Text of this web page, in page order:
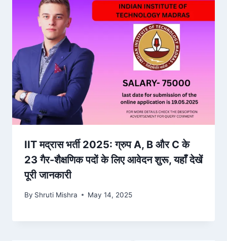
IIT मद्रास भर्ती 2025: ग्रुप A, B और C के
23 गैर-शैक्षणिक पदों के लिए आवेदन शुरू, यहाँ देखें
पूरी जानकारी
By Shruti Mishra May 14, 2025